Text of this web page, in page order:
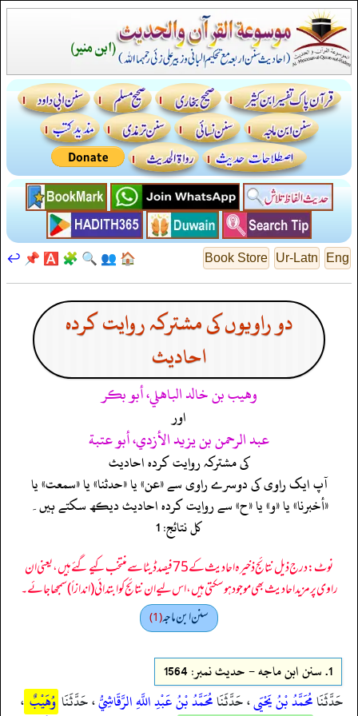
Eng
Ur-Latn
Book Store
🏠
👥
🔍
🧩
🅰️
📌
↩️
دو راویوں کی مشترکہ روایت کردہ
احادیث
وهيب بن خالد الباهلي، أبو بكر
اور
عبد الرحمن بن يزيد الأزدي، أبو عتبة
کی مشترکہ روایت کردہ احادیث
آپ ایک راوی کی دوسرے راوی سے «عن» یا «حدثنا» یا «سمعت» یا
«أخبرنا» یا «و» یا «ح» سے روایت کردہ احادیث دیکھ سکتے ہیں۔
کل نتائج: 1
نوٹ: درج ذیل نتائج ذخیرہ احادیث کے 75 فیصد ڈیٹا سے منتخب کیے گئے ہیں، یعنی ان
راوی پر مزید احادیث بھی موجود ہو سکتی ہیں، اس لیے ان نتائج کو ابتدائی (اندازاً) سمجھا جائے۔
سنن ابن ماجه(1)
1. سنن ابن ماجه - حدیث نمبر: 1564
حَدَّثَنَامُحَمَّدُ بْنُ يَحْيَى، حَدَّثَنَامُحَمَّدُ بْنُ عَبْدِ اللَّهِ الرَّقَاشِيُّ، حَدَّثَنَا وُهَيْبٌ ،